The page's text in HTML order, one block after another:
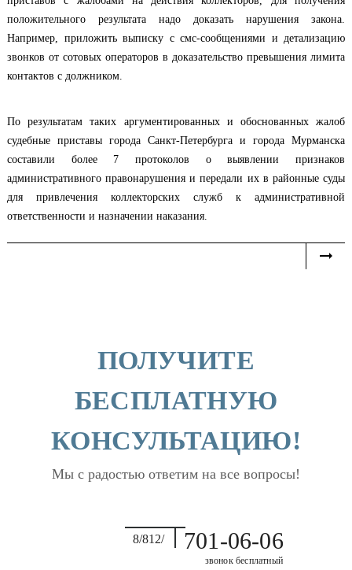
положительного результата надо доказать нарушения закона.
Например, приложить выписку с смс-сообщениями и детализацию
звонков от сотовых операторов в доказательство превышения лимита
контактов с должником.
По результатам таких аргументированных и обоснованных жалоб
судебные приставы города Санкт-Петербурга и города Мурманска
составили более 7 протоколов о выявлении признаков
административного правонарушения и передали их в районные суды
для привлечения коллекторских служб к административной
ответственности и назначении наказания.
ПОЛУЧИТЕ
БЕСПЛАТНУЮ
КОНСУЛЬТАЦИЮ!
Мы с радостью ответим на все вопросы!
8/812/ 701-06-06
звонок бесплатный